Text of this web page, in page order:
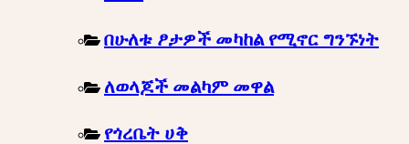
በሁለቱ ፆታዎች መካከል የሚኖር ግንኙነት
ለወላጆች መልካም መዋል
የጎረቤት ሀቅ